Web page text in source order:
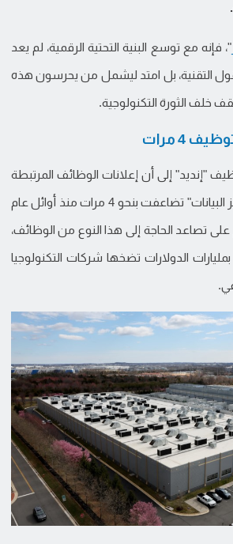
"، فإنه مع توسع البنية التحتية الرقمية، لم يعد
التقنية، بل امتد ليشمل من يحرسون هذه
خلف الثورة التكنولوجية.
4 مرات
"إنديد" إلى أن إعلانات الوظائف المرتبطة
بـ"الأمن المادي" و"مراكز البيانات" تضاعفت بنحو 4 مرات منذ أوائل عام
على تصاعد الحاجة إلى هذا النوع من الوظائف،
الدولارات تضخها شركات التكنولوجيا